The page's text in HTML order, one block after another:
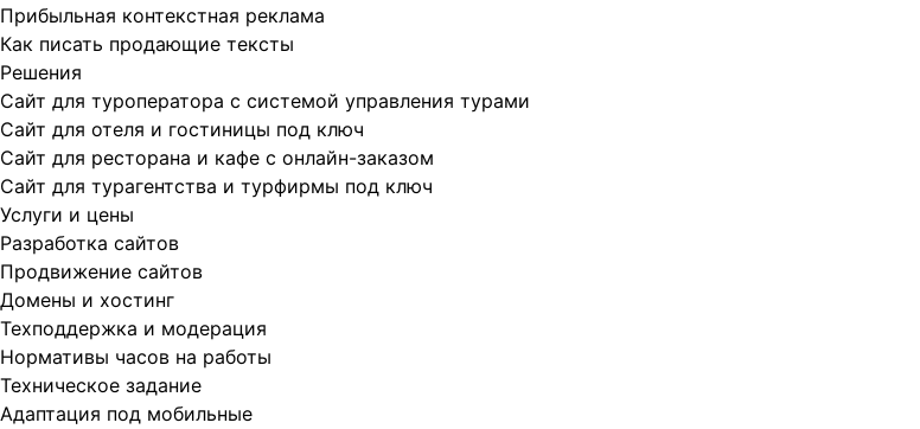
Прибыльная контекстная реклама
Как писать продающие тексты
Решения
Сайт для туроператора с системой управления турами
Сайт для отеля и гостиницы под ключ
Сайт для ресторана и кафе с онлайн-заказом
Сайт для турагентства и турфирмы под ключ
Услуги и цены
Разработка сайтов
Продвижение сайтов
Домены и хостинг
Техподдержка и модерация
Нормативы часов на работы
Техническое задание
Адаптация под мобильные